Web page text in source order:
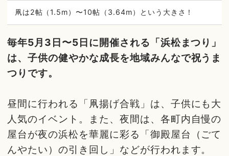
凧は2帖（1.5m）〜10帖（3.64m）という大きさ！
毎年5月3日〜5日に開催される「浜松まつり」
は、子供の健やかな成長を地域みんなで祝うま
つりです。
昼間に行われる「凧揚げ合戦」は、子供にも大
人気のイベント。また、夜間は、各町内自慢の
屋台が夜の浜松を華麗に彩る「御殿屋台（ごて
んやたい）の引き回し」などが行われます。